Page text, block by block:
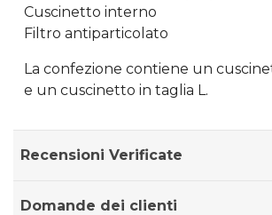
Cuscinetto interno
Filtro antiparticolato
La confezione contiene un
e un cuscinetto in taglia L.
Recensioni Verificate
Domande dei clienti